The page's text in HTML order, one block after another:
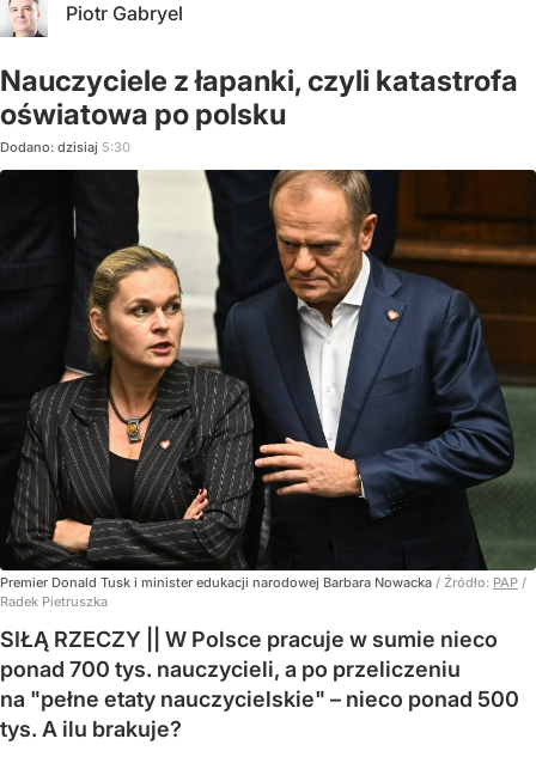
Piotr Gabryel
Nauczyciele z łapanki, czyli katastrofa
oświatowa po polsku
Dodano: dzisiaj 5:30
Premier Donald Tusk i minister edukacji narodowej Barbara Nowacka / Źródło: PAP /
Radek Pietruszka
SIŁĄ RZECZY || W Polsce pracuje w sumie nieco
ponad 700 tys. nauczycieli, a po przeliczeniu
na "pełne etaty nauczycielskie" – nieco ponad 500
tys. A ilu brakuje?